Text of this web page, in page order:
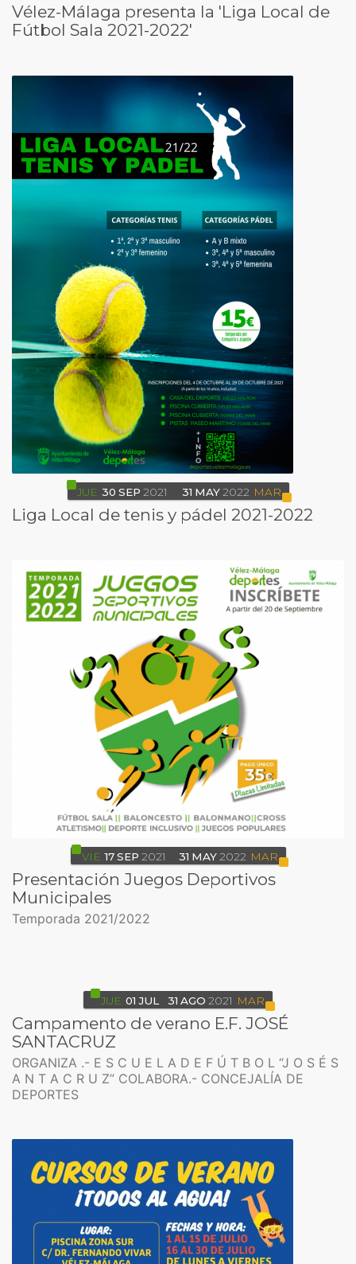
Vélez-Málaga presenta la 'Liga Local de
Fútbol Sala 2021-2022'
JUE 30 SEP 2021 31 MAY 2022 MAR
Liga Local de tenis y pádel 2021-2022
VIE 17 SEP 2021 31 MAY 2022 MAR
Presentación Juegos Deportivos
Municipales
Temporada 2021/2022
JUE 01 JUL 31 AGO 2021 MAR
Campamento de verano E.F. JOSÉ
SANTACRUZ
ORGANIZA .- E S C U E L A D E F Ú T B O L “J O S É S
A N T A C R U Z” COLABORA.- CONCEJALÍA DE
DEPORTES